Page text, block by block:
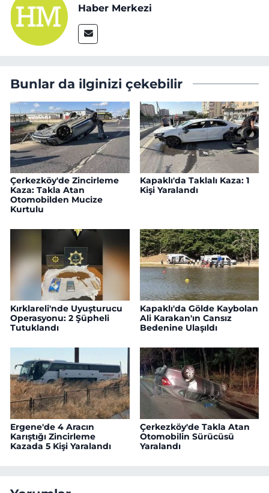
Haber Merkezi
Bunlar da ilginizi çekebilir
Çerkezköy'de Zincirleme
Kaza: Takla Atan
Otomobilden Mucize
Kurtulu
Kapaklı'da Taklalı Kaza: 1
Kişi Yaralandı
Kırklareli'nde Uyuşturucu
Operasyonu: 2 Şüpheli
Tutuklandı
Kapaklı'da Gölde Kaybolan
Ali Karakan'ın Cansız
Bedenine Ulaşıldı
Ergene'de 4 Aracın
Karıştığı Zincirleme
Kazada 5 Kişi Yaralandı
Çerkezköy'de Takla Atan
Otomobilin Sürücüsü
Yaralandı